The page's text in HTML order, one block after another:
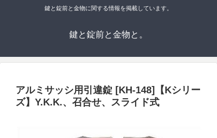
鍵と錠前と金物に関する情報を掲載しています。
鍵と錠前と金物と。
アルミサッシ用引違錠 [KH-148]【Kシリー
ズ】Y.K.K.、召合せ、スライド式